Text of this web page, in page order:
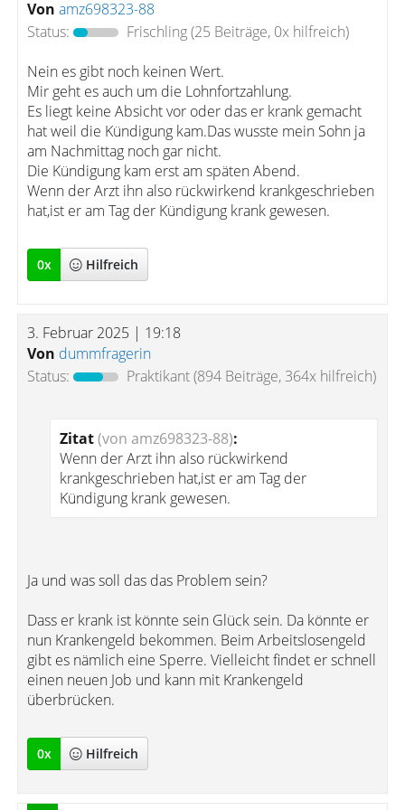
Von amz698323-88
Status:
Frischling(25 Beiträge, 0x hilfreich)
Nein es gibt noch keinen Wert.
Mir geht es auch um die Lohnfortzahlung.
Es liegt keine Absicht vor oder das er krank gemacht
hat weil die Kündigung kam.Das wusste mein Sohn ja
am Nachmittag noch gar nicht.
Die Kündigung kam erst am späten Abend.
Wenn der Arzt ihn also rückwirkend krankgeschrieben
hat,ist er am Tag der Kündigung krank gewesen.
0x Hilfreich
3. Februar 2025 | 19:18
Von dummfragerin
Status:
Praktikant(894 Beiträge, 364x hilfreich)
Zitat(von amz698323-88):
Wenn der Arzt ihn also rückwirkend
krankgeschrieben hat,ist er am Tag der
Kündigung krank gewesen.
Ja und was soll das das Problem sein?
Dass er krank ist könnte sein Glück sein. Da könnte er
nun Krankengeld bekommen. Beim Arbeitslosengeld
gibt es nämlich eine Sperre. Vielleicht findet er schnell
einen neuen Job und kann mit Krankengeld
überbrücken.
0x Hilfreich